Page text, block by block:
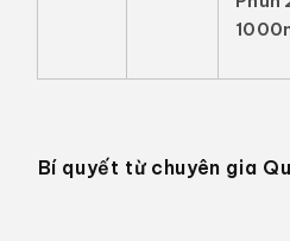
Bí quyết từ chuyên gia